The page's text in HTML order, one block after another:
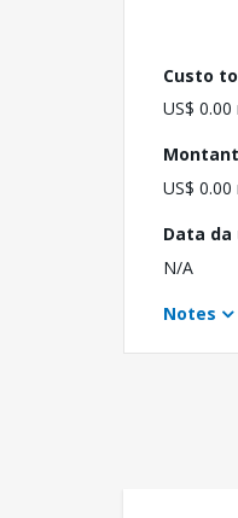
Custo
US$
US$
Data
N/A
Notes